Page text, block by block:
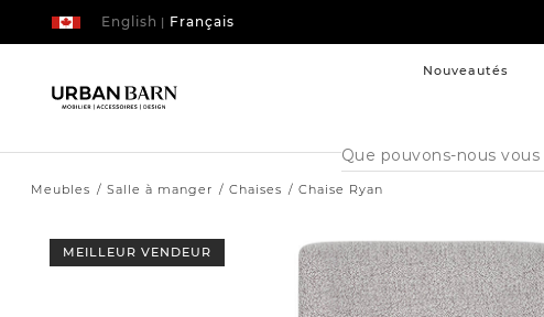
| Français
English
Nouveautés
Cataloque
de
Meubles Salle à manger Chaises Chaise Ryan
MEILLEUR VENDEUR